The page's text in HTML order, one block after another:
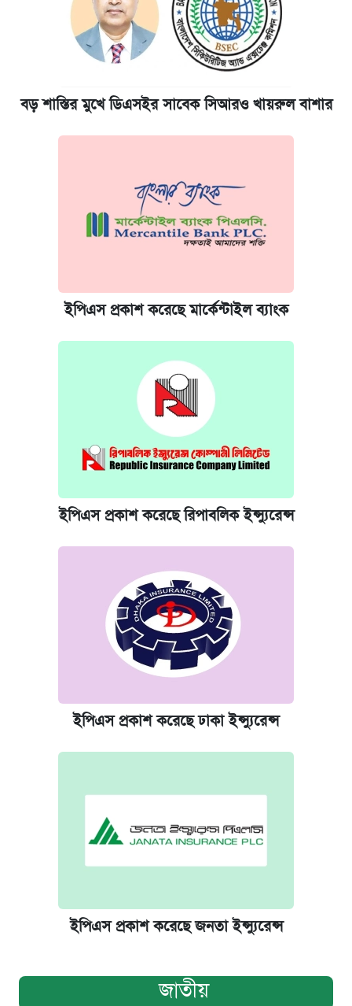
বড় শাস্তির মুখে ডিএসইর সাবেক সিআরও খায়রুল বাশার
ইপিএস প্রকাশ করেছে মার্কেন্টাইল ব্যাংক
ইপিএস প্রকাশ করেছে রিপাবলিক ইন্স্যুরেন্স
ইপিএস প্রকাশ করেছে ঢাকা ইন্স্যুরেন্স
ইপিএস প্রকাশ করেছে জনতা ইন্স্যুরেন্স
জাতীয়